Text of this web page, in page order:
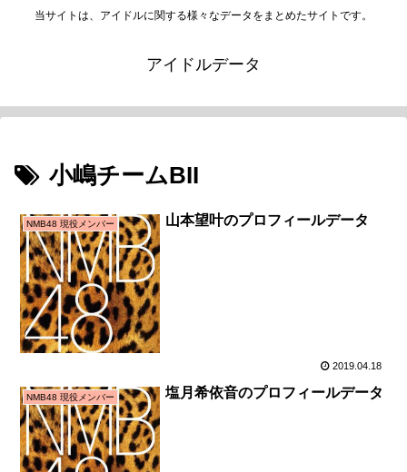
当サイトは、アイドルに関する様々なデータをまとめたサイトです。
アイドルデータ
小嶋チームBII
NMB48 現役メンバー 山本望叶のプロフィールデータ
2019.04.18
NMB48 現役メンバー 塩月希依音のプロフィールデータ